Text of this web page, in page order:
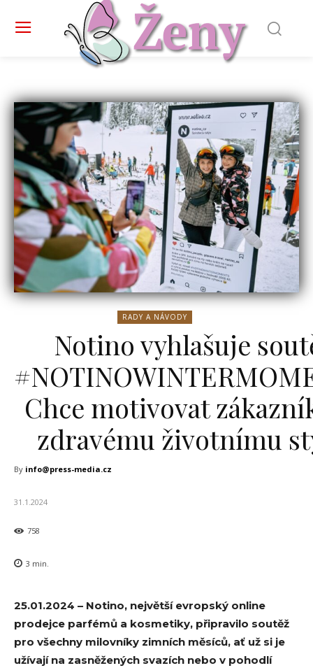
RADY A NÁVODY
Notino vyhlašuje
Chce motivovat
zdravému životnímu
By info@press-media.cz
31.1.2024
758
3 min.
25.01.2024 – Notino, největší evropský online
prodejce parfémů a kosmetiky, připravilo soutěž
pro všechny milovníky zimních měsíců, ať už si je
užívají na zasněžených svazích nebo v pohodlí